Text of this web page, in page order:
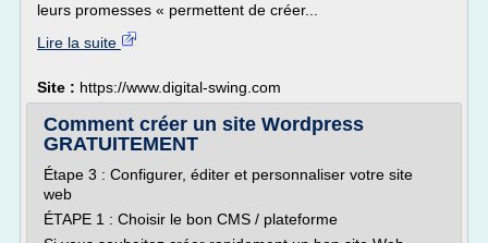
leurs promesses « permettent de créer...
Lire la suite
Site : https://www.digital-swing.com
Comment créer un site Wordpress
GRATUITEMENT
Étape 3 : Configurer, éditer et personnaliser votre site
web
ÉTAPE 1 : Choisir le bon CMS / plateforme